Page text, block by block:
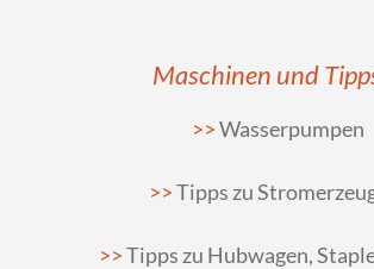
Maschinen und
Wasserpumpen
Tipps zu
Tipps zu Hubwagen,